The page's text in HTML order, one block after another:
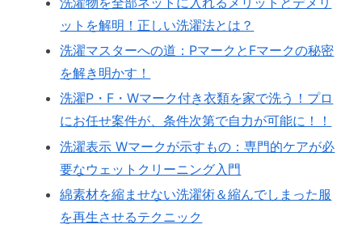
ットを解明！正しい洗濯法とは？
洗濯マスターへの道：PマークとFマークの秘密
を解き明かす！
洗濯P・F・Wマーク付き衣類を家で洗う！プロ
にお任せ案件が、条件次第で自力が可能に！！
洗濯表示 Wマークが示すもの：専門的ケアが必
要なウェットクリーニング入門
綿素材を縮ませない洗濯術＆縮んでしまった服
を再生させるテクニック